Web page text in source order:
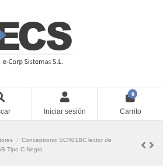
Iniciar sesión
0
Carrito
Conceptronic SCR01BC lector de
Tipo C Negro